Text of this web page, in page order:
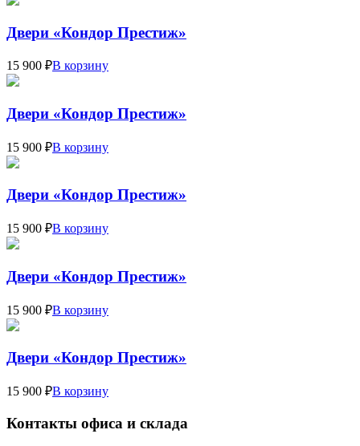
Двери «Кондор Престиж»
15 900 ₽В корзину
Двери «Кондор Престиж»
15 900 ₽В корзину
Двери «Кондор Престиж»
15 900 ₽В корзину
Двери «Кондор Престиж»
15 900 ₽В корзину
Двери «Кондор Престиж»
15 900 ₽В корзину
Контакты офиса и склада